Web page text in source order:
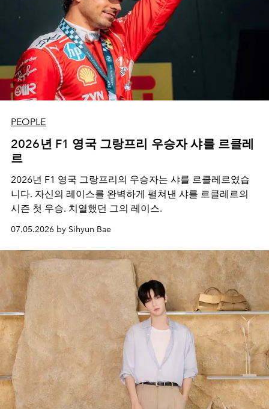
PEOPLE
2026년 F1 영국 그랑프리 우승자 샤를 르클레
르
2026년 F1 영국 그랑프리의 우승자는 샤를 르클레르였습
니다. 자신의 레이스를 완벽하게 펼쳐낸 샤를 르클레르의
시즌 첫 우승. 치열했던 그의 레이스.
07.05.2026 by Sihyun Bae